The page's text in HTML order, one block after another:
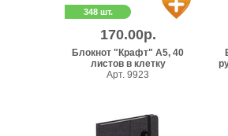
348 шт.
170.00р.
Блокнот "Крафт" А5, 40
листов в клетку
Арт. 9923